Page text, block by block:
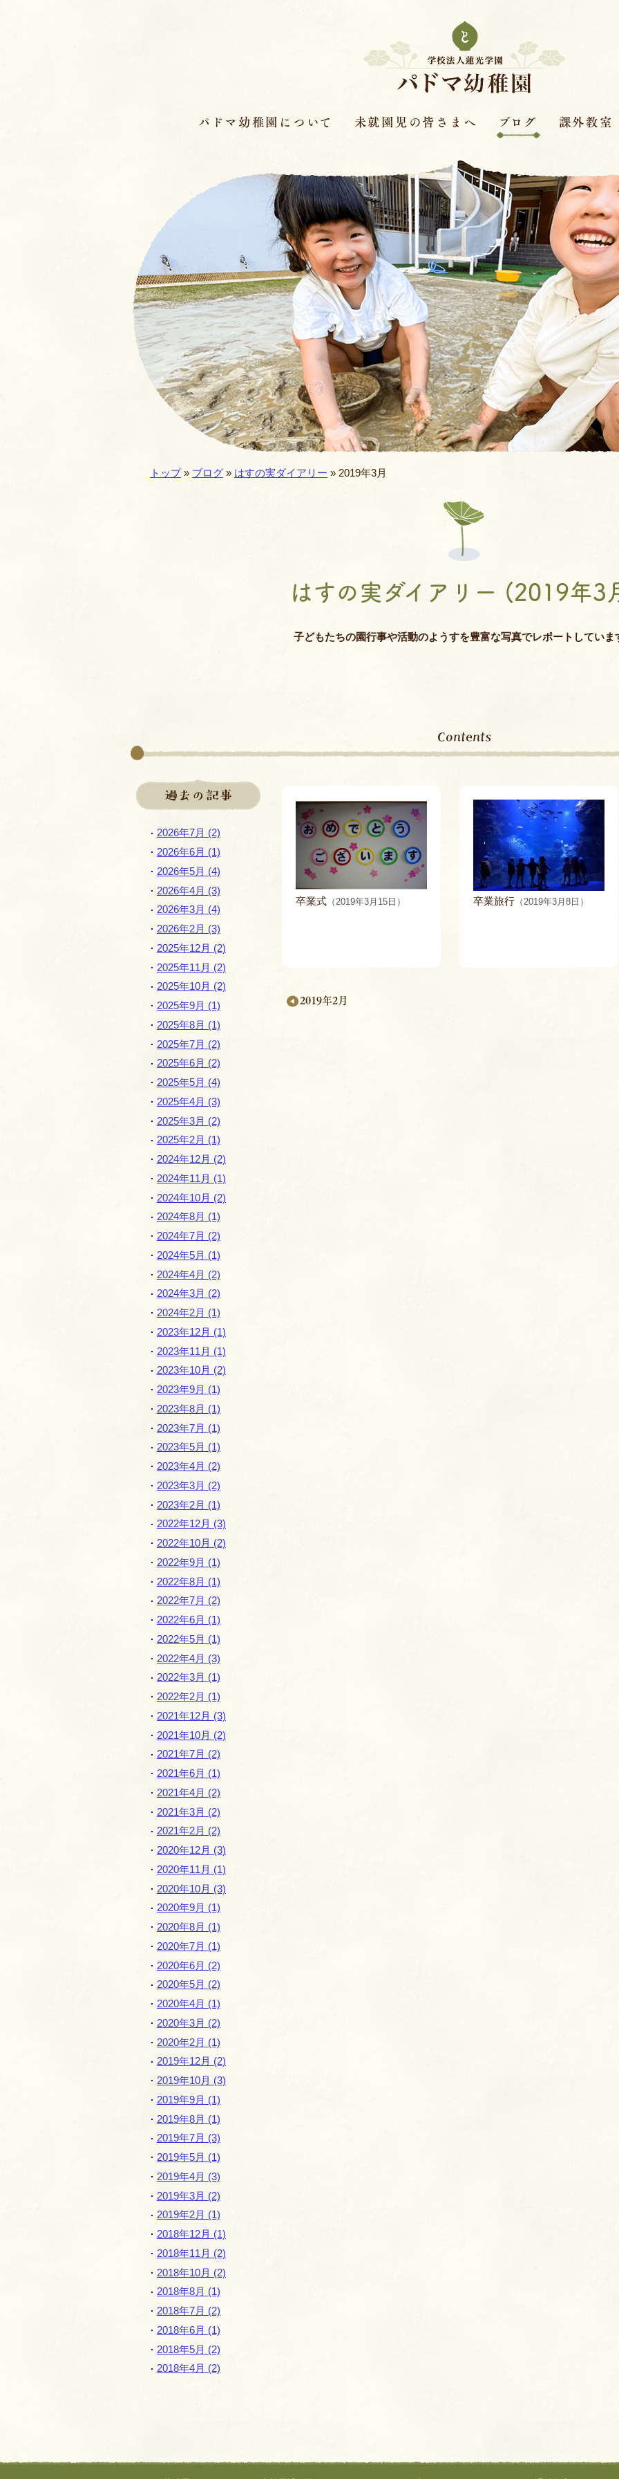
パドマ幼稚園について
園長のことば／沿革
園の魅力
保育理念・保育⽅針
教育の特徴
園の一年・一日
仏教食育
預かり保育
施設／セキュリティ
未就園児の皆さまへ
次年度園児募集要項
保護者さまの声
見学会・体験保育・説明
会
学費
バスコース
よくあるQ&A
地域開放
ブログ
はすの実ダイアリー
赤色赤光
課外教室
キンダースクー
体操教室
ピアノ教室
バイオリン教
バレエ教室
空手教室
書道教室
ロボット教室
キッズモーショ
現在地:
トップ» ブログ » はすの実ダイアリー » 2019年3月
はすの実ダイアリー (2019年3
子どもたちの園行事や活動のようすを豊富な写真でレポートしていま
Contents
卒業式（2019年3月15日） 卒業旅行（2019年3月8日）
2019年2月
過去の記事
2026年7月 (2)
2026年6月 (1)
2026年5月 (4)
2026年4月 (3)
2026年3月 (4)
2026年2月 (3)
2025年12月 (2)
2025年11月 (2)
2025年10月 (2)
2025年9月 (1)
2025年8月 (1)
2025年7月 (2)
2025年6月 (2)
2025年5月 (4)
2025年4月 (3)
2025年3月 (2)
2025年2月 (1)
2024年12月 (2)
2024年11月 (1)
2024年10月 (2)
2024年8月 (1)
2024年7月 (2)
2024年5月 (1)
2024年4月 (2)
2024年3月 (2)
2024年2月 (1)
2023年12月 (1)
2023年11月 (1)
2023年10月 (2)
2023年9月 (1)
2023年8月 (1)
2023年7月 (1)
2023年5月 (1)
2023年4月 (2)
2023年3月 (2)
2023年2月 (1)
2022年12月 (3)
2022年10月 (2)
2022年9月 (1)
2022年8月 (1)
2022年7月 (2)
2022年6月 (1)
2022年5月 (1)
2022年4月 (3)
2022年3月 (1)
2022年2月 (1)
2021年12月 (3)
2021年10月 (2)
2021年7月 (2)
2021年6月 (1)
2021年4月 (2)
2021年3月 (2)
2021年2月 (2)
2020年12月 (3)
2020年11月 (1)
2020年10月 (3)
2020年9月 (1)
2020年8月 (1)
2020年7月 (1)
2020年6月 (2)
2020年5月 (2)
2020年4月 (1)
2020年3月 (2)
2020年2月 (1)
2019年12月 (2)
2019年10月 (3)
2019年9月 (1)
2019年8月 (1)
2019年7月 (3)
2019年5月 (1)
2019年4月 (3)
2019年3月 (2)
2019年2月 (1)
2018年12月 (1)
2018年11月 (2)
2018年10月 (2)
2018年8月 (1)
2018年7月 (2)
2018年6月 (1)
2018年5月 (2)
2018年4月 (2)